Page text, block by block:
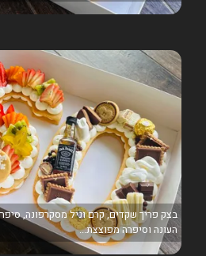
בצק פריך שקדים, קרם וניל מסקרפונה,
העונה וסיפרה מפוצצת...